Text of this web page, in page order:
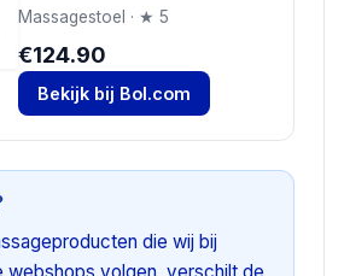
Massagestoel · ★ 5
€124.90
Bekijk bij Bol.com
die wij bij